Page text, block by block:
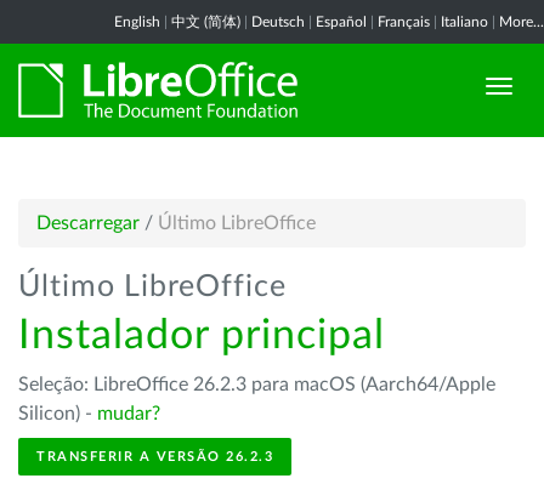
English 中文 (简体) Deutsch Español Français Italiano More...
Descarregar / Último LibreOffice
Último LibreOffice
Instalador principal
Seleção: LibreOffice 26.2.3 para macOS (Aarch64/Apple
Silicon) - mudar?
TRANSFERIR A VERSÃO 26.2.3